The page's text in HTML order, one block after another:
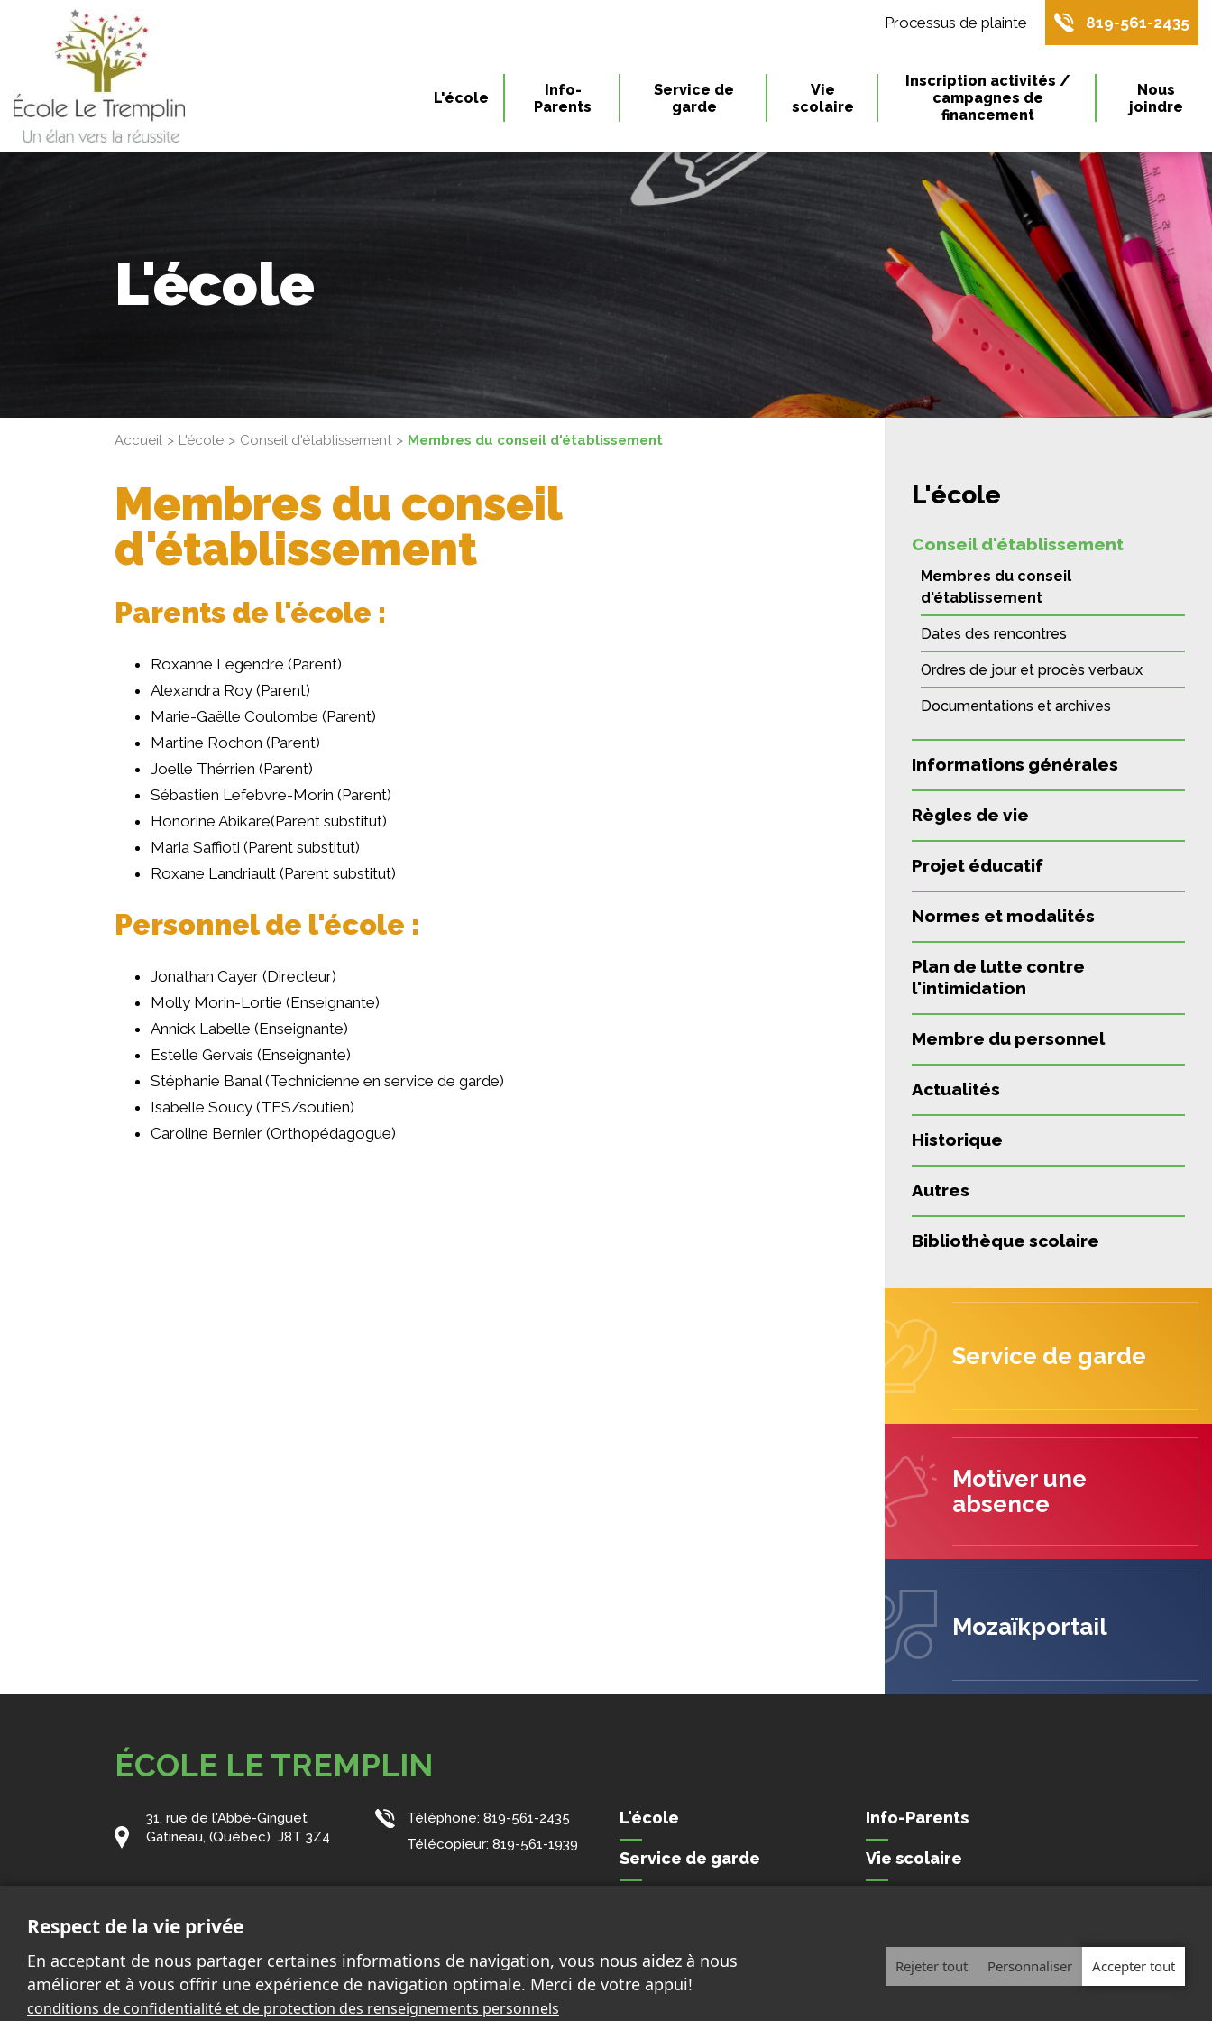
Processus de plainte 819-561-2435
L'école
Info-
Parents
Service de
garde
Vie
scolaire
Inscription activités /
campagnes de
financement
Nous
joindre
L'école
Accueil L'école Conseil d'établissement Membres du conseil d'établissement
Membres du conseil
d'établissement
Parents de l'école :
Roxanne Legendre (Parent)
Alexandra Roy (Parent)
Marie-Gaëlle Coulombe (Parent)
Martine Rochon (Parent)
Joelle Thérrien (Parent)
Sébastien Lefebvre-Morin (Parent)
Honorine Abikare(Parent substitut)
Maria Saffioti (Parent substitut)
Roxane Landriault (Parent substitut)
Personnel de l'école :
Jonathan Cayer (Directeur)
Molly Morin-Lortie (Enseignante)
Annick Labelle (Enseignante)
Estelle Gervais (Enseignante)
Stéphanie Banal (Technicienne en service de garde)
Isabelle Soucy (TES/soutien)
Caroline Bernier (Orthopédagogue)
L'école
Conseil d'établissement
Membres du conseil
d'établissement
Dates des rencontres
Ordres de jour et procès verbaux
Documentations et archives
Informations générales
Règles de vie
Projet éducatif
Normes et modalités
Plan de lutte contre
l'intimidation
Membre du personnel
Actualités
Historique
Autres
Bibliothèque scolaire
Service de garde
Motiver une
absence
Mozaïkportail
ÉCOLE LE TREMPLIN
31, rue de l'Abbé-Ginguet
Gatineau, (Québec) J8T 3Z4
Téléphone: 819-561-2435
Télécopieur: 819-561-1939
L'école Info-Parents
Service de garde Vie scolaire
renseignements personnels
Respect de la vie privée
En acceptant de nous partager certaines informations de navigation, vous nous aidez à nous
améliorer et à vous offrir une expérience de navigation optimale. Merci de votre appui!
conditions de confidentialité et de protection des renseignements personnels
Rejeter tout Personnaliser Accepter tout